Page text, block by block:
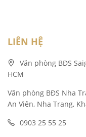
LIÊN HỆ
Văn phòng BĐS
HCM
Văn phòng BĐS Nha
An Viên, Nha Trang,
0903 25 55 25